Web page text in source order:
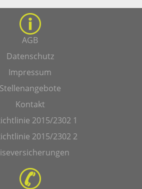
AGB
Datenschutz
Impressum
Stellenangebote
Kontakt
2015/2302 1
2015/2302 2